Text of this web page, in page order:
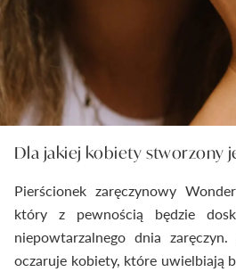
Dla jakiej kobiety stworzony
Pierścionek zaręczynowy
który z pewnością będzie
niepowtarzalnego dnia
oczaruje kobiety, które uwielbiają